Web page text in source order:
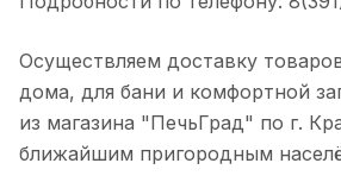
Осуществляем доставку
дома, для бани и комфортной
из магазина "ПечьГрад" по г.
ближайшим пригородным